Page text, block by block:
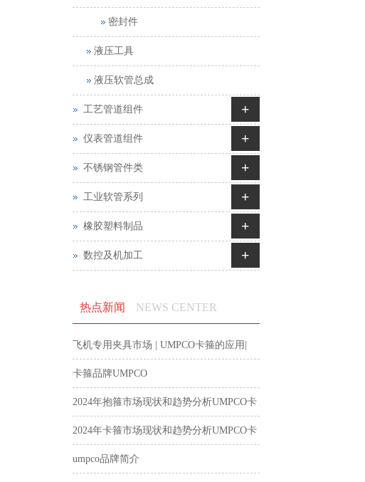
密封件
液压工具
液压软管总成
工艺管道组件 +
仪表管道组件 +
不锈钢管件类 +
工业软管系列 +
橡胶塑料制品 +
数控及机加工 +
热点新闻 NEWS CENTER
飞机专用夹具市场 | UMPCO卡箍的应用|
航空卡箍
卡箍品牌UMPCO
2024年抱箍市场现状和趋势分析UMPCO卡
箍
2024年卡箍市场现状和趋势分析UMPCO卡
箍
umpco品牌简介